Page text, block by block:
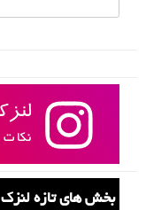
بخش های تازه لنزک